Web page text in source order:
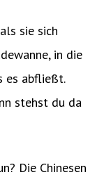
sie sich
in die
es abfließt.
stehst du da
Die Chinesen